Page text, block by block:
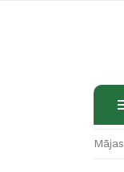
Mājas